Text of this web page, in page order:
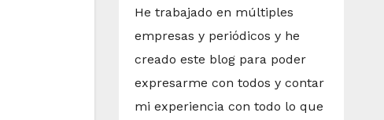
He trabajado en múltiples
empresas y periódicos y he
creado este blog para poder
expresarme con todos y contar
mi experiencia con todo lo que